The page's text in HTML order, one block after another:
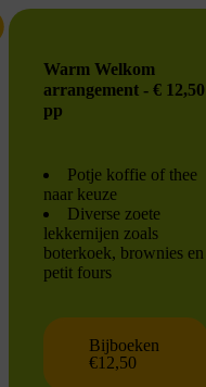
Warm Welkom
arrangement - € 12,50
pp
Potje koffie of thee
naar keuze
Diverse zoete
lekkernijen zoals
boterkoek, brownies en
petit fours
Bijboeken
€12,50